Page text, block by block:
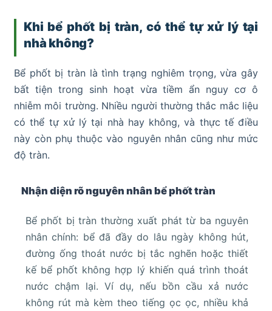
Khi bể phốt bị tràn, có thể tự xử lý tại
nhà không?
Bể phốt bị tràn là tình trạng nghiêm trọng, vừa gây
bất tiện trong sinh hoạt vừa tiềm ẩn nguy cơ ô
nhiễm môi trường. Nhiều người thường thắc mắc liệu
có thể tự xử lý tại nhà hay không, và thực tế điều
này còn phụ thuộc vào nguyên nhân cũng như mức
độ tràn.
Nhận diện rõ nguyên nhân bể phốt tràn
Bể phốt bị tràn thường xuất phát từ ba nguyên
nhân chính: bể đã đầy do lâu ngày không hút,
đường ống thoát nước bị tắc nghẽn hoặc thiết
kế bể phốt không hợp lý khiến quá trình thoát
nước chậm lại. Ví dụ, nếu bồn cầu xả nước
không rút mà kèm theo tiếng ọc ọc, nhiều khả